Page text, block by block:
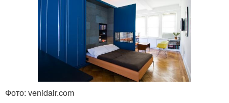
Фото: venidair.com